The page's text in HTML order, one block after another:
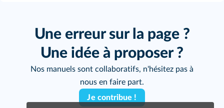
Une erreur sur la page ?
Une idée à proposer ?
Nos manuels sont collaboratifs, n'hésitez pas à
nous en faire part.
Je contribue !